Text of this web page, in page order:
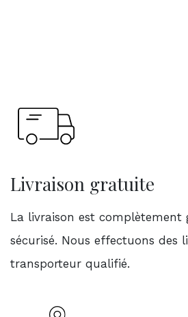
Livraison gratuite
La livraison est complètement
sécurisé. Nous effectuons des
transporteur qualifié.